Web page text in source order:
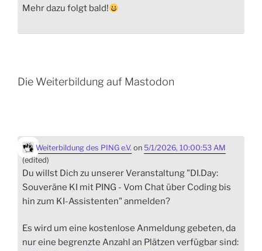
Mehr dazu folgt bald!
Die Weiterbildung auf Mastodon
Weiterbildung des PING e.V. on 5/1/2026, 10:00:53 AM
(edited)
Du willst Dich zu unserer Veranstaltung "DI.Day:
Souveräne KI mit PING - Vom Chat über Coding bis
hin zum KI-Assistenten" anmelden?
Es wird um eine kostenlose Anmeldung gebeten, da
nur eine begrenzte Anzahl an Plätzen verfügbar sind: